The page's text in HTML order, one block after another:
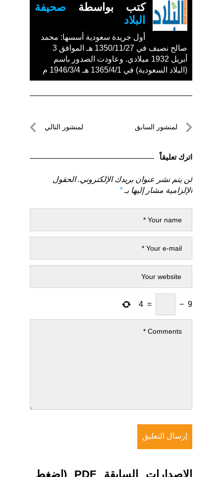
كتب بواسطة صحيفة
البلاد
أول جريدة سعودية أسسها: محمد
صالح نصيف في 1350/11/27 هـ الموافق 3
أبريل 1932 ميلادي. وعاودت الصدور باسم
(البلاد السعودية) في 1365/4/1 هـ 1946/3/4 م
تصفّحلمنشور السابق
السابق
لمنشور التالي
اترك تعليقاً
لن يتم نشر عنوان بريدك الإلكتروني. الحقول
الإلزامية مشار إليها بـ*
9
−
=
4
الاصدارات السابقة PDF (اضغط